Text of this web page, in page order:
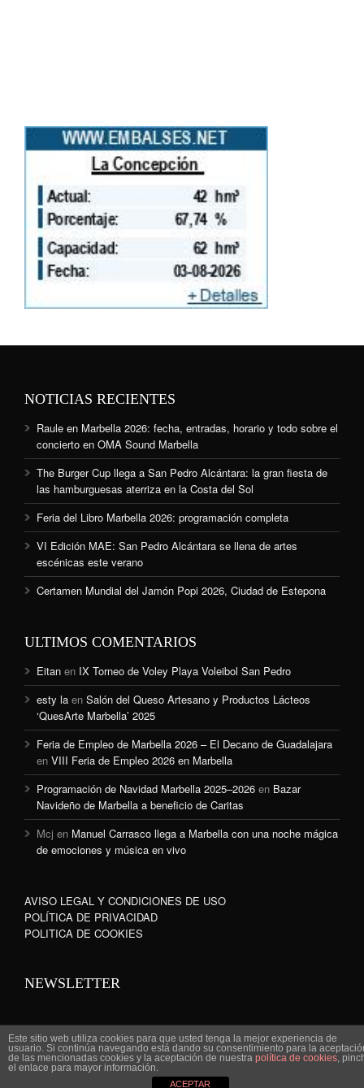
NOTICIAS RECIENTES
Raule en Marbella 2026: fecha, entradas, horario y todo sobre el
concierto en OMA Sound Marbella
The Burger Cup llega a San Pedro Alcántara: la gran fiesta de
las hamburguesas aterriza en la Costa del Sol
Feria del Libro Marbella 2026: programación completa
VI Edición MAE: San Pedro Alcántara se llena de artes
escénicas este verano
Certamen Mundial del Jamón Popi 2026, Ciudad de Estepona
ULTIMOS COMENTARIOS
Eitan en IX Torneo de Voley Playa Voleibol San Pedro
esty la en Salón del Queso Artesano y Productos Lácteos
‘QuesArte Marbella’ 2025
Feria de Empleo de Marbella 2026 – El Decano de Guadalajara
en VIII Feria de Empleo 2026 en Marbella
Programación de Navidad Marbella 2025–2026 en Bazar
Navideño de Marbella a beneficio de Caritas
Mcj en Manuel Carrasco llega a Marbella con una noche mágica
de emociones y música en vivo
AVISO LEGAL Y CONDICIONES DE USO
POLÍTICA DE PRIVACIDAD
POLITICA DE COOKIES
NEWSLETTER
www.marbella-sanpedro.com 2010©
Este sitio web utiliza cookies para que usted tenga la mejor experiencia de
usuario. Si continúa navegando está dando su consentimiento para la
de las mencionadas cookies y la aceptación de nuestra política de cookies,
el enlace para mayor información.
ACEPTAR